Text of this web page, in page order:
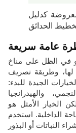
كدليل
عامة سريعة
في الظل على مناخ
وطريقة تصريف
الجيدة للبدء:
والهيدرانجيا
الخيار الأمثل هو
الداخلية. استخدم